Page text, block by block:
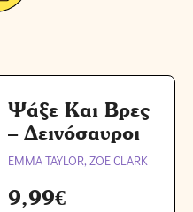
Ψάξε Και Βρες
– Δεινόσαυροι
EMMA TAYLOR, ZOE CLARK
9,99€